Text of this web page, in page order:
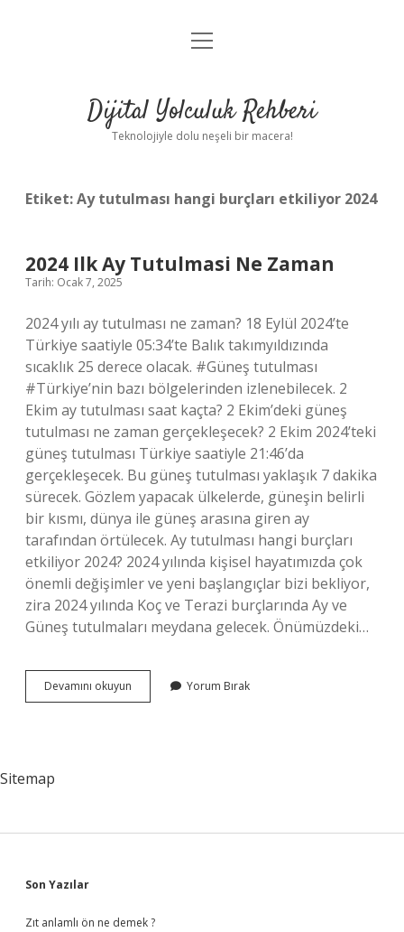
Anasayfa
Yasal Uyarı
menüyü
Dijital Yolculuk Rehberi
Teknolojiyle dolu neşeli bir macera!
Etiket:Ay tutulması hangi burçları etkiliyor 2024
2024 Ilk Ay Tutulmasi Ne Zaman
Tarih: Ocak 7, 2025
2024 yılı ay tutulması ne zaman? 18 Eylül 2024’te
Türkiye saatiyle 05:34’te Balık takımyıldızında
sıcaklık 25 derece olacak. #Güneş tutulması
#Türkiye’nin bazı bölgelerinden izlenebilecek. 2
Ekim ay tutulması saat kaçta? 2 Ekim’deki güneş
tutulması ne zaman gerçekleşecek? 2 Ekim 2024’teki
güneş tutulması Türkiye saatiyle 21:46’da
gerçekleşecek. Bu güneş tutulması yaklaşık 7 dakika
sürecek. Gözlem yapacak ülkelerde, güneşin belirli
bir kısmı, dünya ile güneş arasına giren ay
tarafından örtülecek. Ay tutulması hangi burçları
etkiliyor 2024? 2024 yılında kişisel hayatımızda çok
önemli değişimler ve yeni başlangıçlar bizi bekliyor,
zira 2024 yılında Koç ve Terazi burçlarında Ay ve
Güneş tutulmaları meydana gelecek. Önümüzdeki…
Devamını okuyun
Ilk
Yorum Bırak
Sitemap
Sidebar
Son Yazılar
Zıt anlamlı ön ne demek ?